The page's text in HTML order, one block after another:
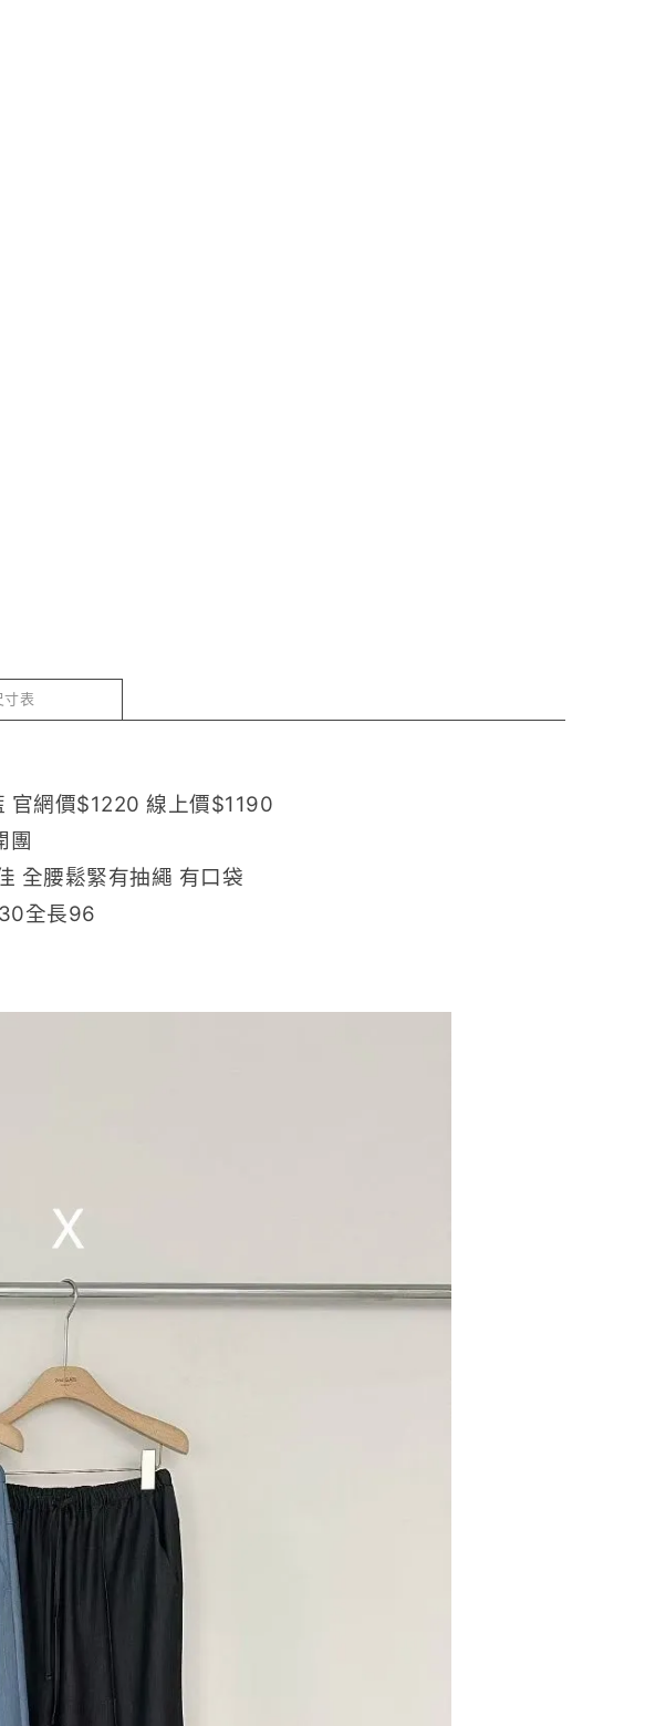
寸表
官網價$1220 線上價$1190
團
全腰鬆緊有抽繩 有口袋
全長96